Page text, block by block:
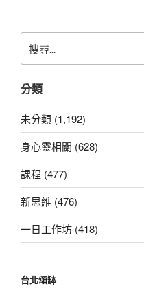
尋
鍵
字:
分類
未分類 (1,192)
身心靈相關 (628)
課程 (477)
新思維 (476)
一日工作坊 (418)
台北頌缽